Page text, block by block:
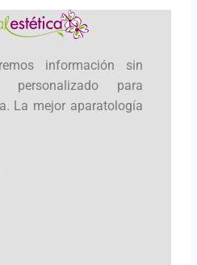
información sin
personalizado para
La mejor aparatología